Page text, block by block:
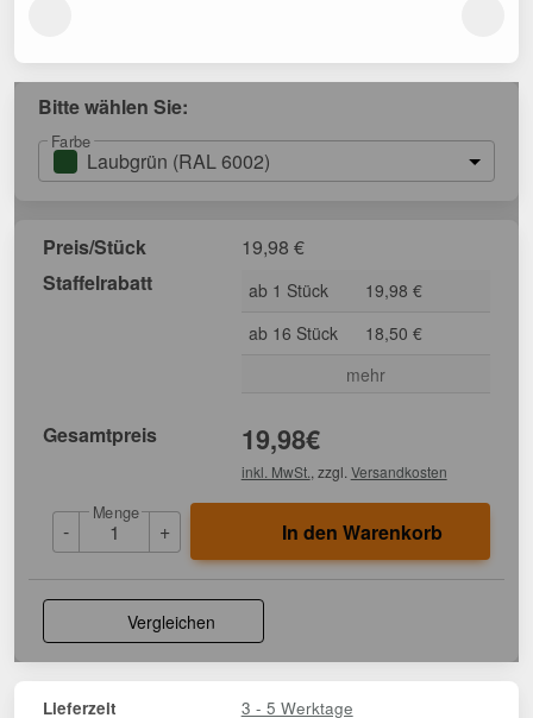
Bitte wählen Sie:
Farbe
Laubgrün (RAL 6002)
Preis/Stück 19,98 €
Staffelrabatt
ab 1 Stück
19,98 €
ab 16 Stück
18,50 €
mehr
Gesamtpreis 19,98€
inkl. MwSt. , zzgl. Versandkosten
-
Menge
+ In den Warenkorb
Vergleichen
Lieferzeit 3 - 5 Werktage